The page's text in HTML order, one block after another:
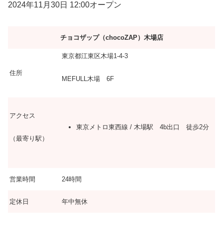
2024年11月30日 12:00オープン
チョコザップ（chocoZAP）木場店
住所
東京都江東区木場1-4-3
MEFULL木場 6F
アクセス
（最寄り駅）
東京メトロ東西線 / 木場駅 4b出口 徒歩2分
営業時間 24時間
定休日 年中無休